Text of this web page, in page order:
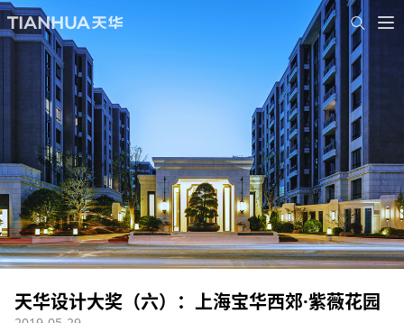
天华设计大奖（六）：上海宝华西郊·紫薇花园